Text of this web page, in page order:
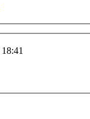
18:41